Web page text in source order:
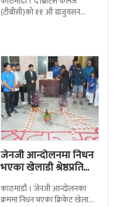
(टीबीसी)को ११ औं ग्राजुयसन
जेनजी आन्दोलनमा निधन
भएका खेलाडी श्रेष्ठप्रति
श्रद्धाञ्जली
काठमाडौं । जेनजी आन्दोलनका
क्रममा निधन भएका क्रिकेट खेलाडी